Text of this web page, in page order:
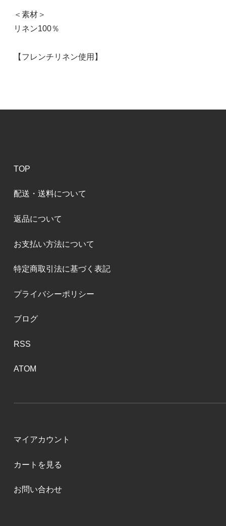
＜素材＞
リネン100％
【フレンチリネン使用】
TOP
配送・送料について
返品について
お支払い方法について
特定商取引法に基づく表記
プライバシーポリシー
ブログ
RSS
ATOM
マイアカウント
カートを見る
お問い合わせ